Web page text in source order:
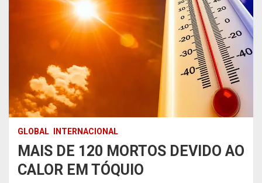
GLOBAL INTERNACIONAL
MAIS DE 120 MORTOS DEVIDO AO
CALOR EM TÓQUIO